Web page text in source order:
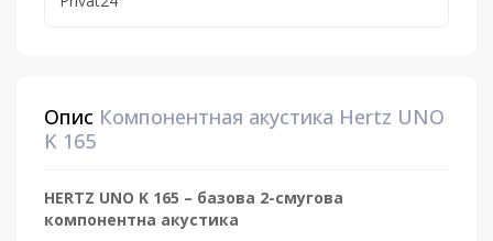
Опис Компонентная акустика Hertz UNO
K 165
HERTZ UNO K 165 – базова 2-смугова
компонентна акустика